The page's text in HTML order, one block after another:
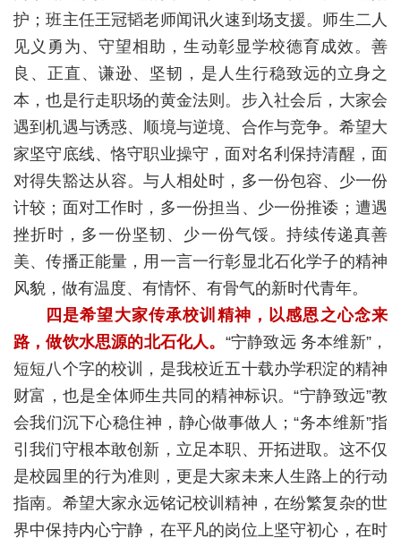
护；班主任王冠韬老师闻讯火速到场支援。师生二人
见义勇为、守望相助，生动彰显学校德育成效。善
良、正直、谦逊、坚韧，是人生行稳致远的立身之
本，也是行走职场的黄金法则。步入社会后，大家会
遇到机遇与诱惑、顺境与逆境、合作与竞争。希望大
家坚守底线、恪守职业操守，面对名利保持清醒，面
对得失豁达从容。与人相处时，多一份包容、少一份
计较；面对工作时，多一份担当、少一份推诿；遭遇
挫折时，多一份坚韧、少一份气馁。持续传递真善
美、传播正能量，用一言一行彰显北石化学子的精神
风貌，做有温度、有情怀、有骨气的新时代青年。
四是希望大家传承校训精神，以感恩之心念来
路，做饮水思源的北石化人。 “宁静致远 务本维新”，
短短八个字的校训，是我校近五十载办学积淀的精神
财富，也是全体师生共同的精神标识。“宁静致远”教
会我们沉下心稳住神，静心做事做人；“务本维新”指
引我们守根本敢创新，立足本职、开拓进取。这不仅
是校园里的行为准则，更是大家未来人生路上的行动
指南。希望大家永远铭记校训精神，在纷繁复杂的世
界中保持内心宁静，在平凡的岗位上坚守初心，在时